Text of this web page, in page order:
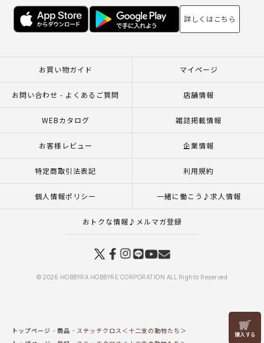
リリヤン
フェア
詳しくはこちら
お買い物ガイド マイページ
お問い合わせ - よくあるご質問 店舗情報
WEBカタログ 雑誌掲載情報
お客様レビュー 企業情報
特定商取引法表記 利用規約
個人情報ポリシー 一緒に働こう♪求人情報
おトクな情報♪メルマガ登録
© 2026 HOBBYRA HOBBYRE CORPORATION ALL Rights Reserved
トップページ 商品
ステッチクロス＜十二支の動物たち＞